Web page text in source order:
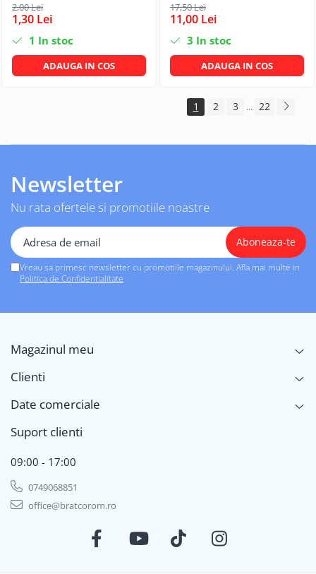
2,00 Lei
1,30 Lei
1 In stoc
ADAUGA IN COS
17,50 Lei
11,00 Lei
3 In stoc
ADAUGA IN COS
1 2 3 ... 22
Newsletter
Nu rata ofertele si promotiile noastre
Vreau sa primesc newsletter cu promotiile magazinului. Afla mai multe in
Politica de Confidentialitate
Magazinul meu
Clienti
Date comerciale
Suport clienti
09:00 - 17:00
0749068851
office@bratcorom.ro